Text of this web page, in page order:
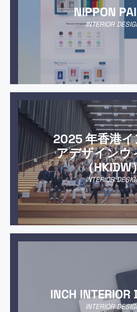
NIPPON
INTERIOR
2025 年香港
アデザインウ
（HKIDW
INTERIOR
INCH INTERIOR
INTERIOR